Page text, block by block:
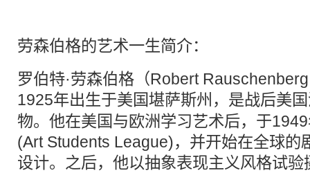
劳森伯格的艺术一生简介：
罗伯特·劳森伯格（Robert
1925年出生于美国堪萨斯州，是战后美国
物。他在美国与欧洲学习艺术后，于
(Art Students League)，并开始在全球的
设计。之后，他以抽象表现主义风格试